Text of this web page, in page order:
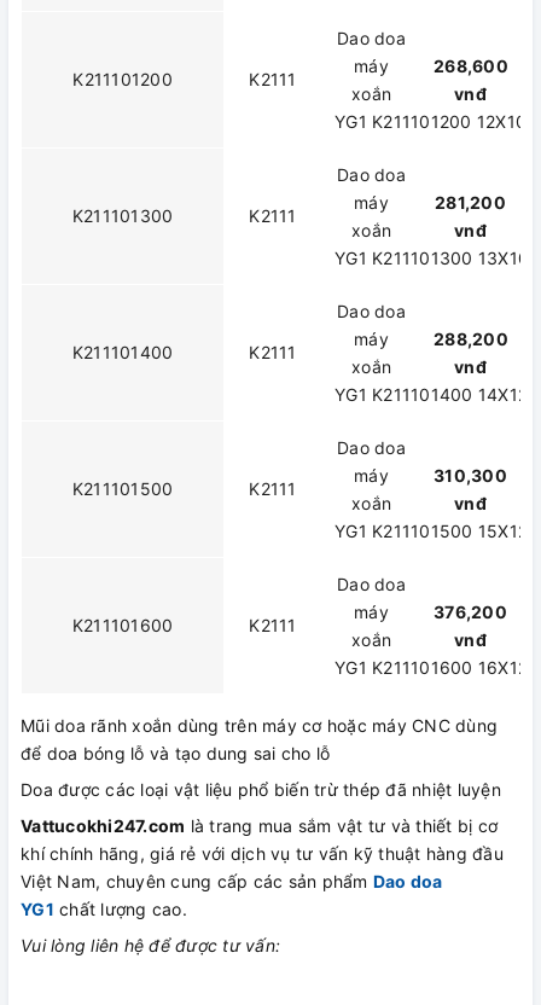
K211101200 K2111
Dao doa
máy
xoắn
YG1 K211101200
268,600
vnđ
K211101300 K2111
Dao doa
máy
xoắn
YG1 K211101300
281,200
vnđ
K211101400 K2111
Dao doa
máy
xoắn
YG1 K211101400
288,200
vnđ
K211101500 K2111
Dao doa
máy
xoắn
YG1 K211101500
310,300
vnđ
K211101600 K2111
Dao doa
máy
xoắn
YG1 K211101600
376,200
vnđ
Mũi doa rãnh xoắn dùng trên máy cơ hoặc máy CNC dùng
để doa bóng lỗ và tạo dung sai cho lỗ
Doa được các loại vật liệu phổ biến trừ thép đã nhiệt luyện
Vattucokhi247.com là trang mua sắm vật tư và thiết bị cơ
khí chính hãng, giá rẻ với dịch vụ tư vấn kỹ thuật hàng đầu
Việt Nam, chuyên cung cấp các sản phẩm Dao doa
YG1 chất lượng cao.
Vui lòng liên hệ để được tư vấn: